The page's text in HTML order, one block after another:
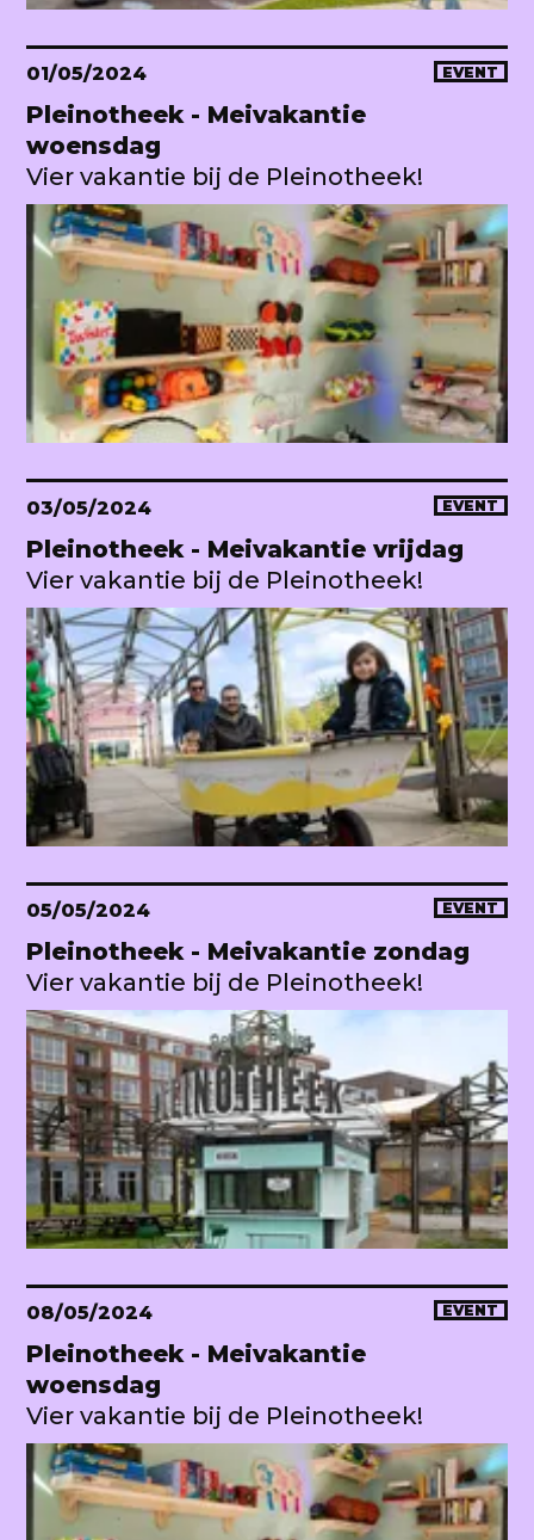
01/05/2024 EVENT
Pleinotheek - Meivakantie
woensdag
Vier vakantie bij de Pleinotheek!
03/05/2024 EVENT
Pleinotheek - Meivakantie vrijdag
Vier vakantie bij de Pleinotheek!
05/05/2024 EVENT
Pleinotheek - Meivakantie zondag
Vier vakantie bij de Pleinotheek!
08/05/2024 EVENT
Pleinotheek - Meivakantie
woensdag
Vier vakantie bij de Pleinotheek!